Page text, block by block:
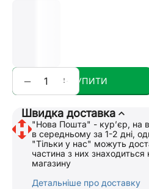
+
− КУПИТИ
Швидка доставка
"Нова Пошта" - курʼєр, на
в середньому за 1-2 дні,
"Тільки у нас" можуть
частина з них
магазину
Детальніше про доставку